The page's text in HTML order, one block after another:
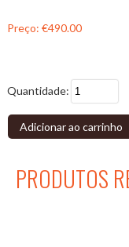
Preço: €490.00
Quantidade:
Adicionar ao carrinho
PRODUTOS